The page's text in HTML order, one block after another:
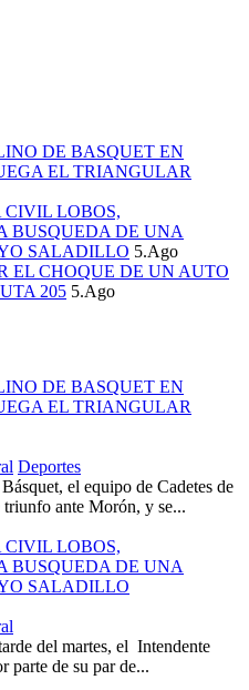
DE BASQUET EN
EL TRIANGULAR
CIVIL LOBOS,
BUSQUEDA DE UNA
SALADILLO 5.Ago
EL CHOQUE DE UN AUTO
205 5.Ago
DE BASQUET EN
EL TRIANGULAR
Deportes
el equipo de Cadetes de
ante Morón, y se...
CIVIL LOBOS,
BUSQUEDA DE UNA
SALADILLO
del martes, el Intendente
parte de su par de...